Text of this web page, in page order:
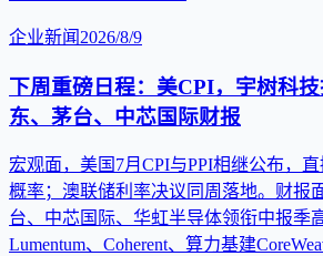
企业新闻 2026/8/9
下周重磅日程：美CPI，宇树科
东、茅台、中芯国际财报
宏观面，美国7月CPI与PPI相继公布，
概率；澳联储利率决议同周落地。财报
台、中芯国际、华虹半导体领衔中报季
Lumentum、Coherent、算力基建